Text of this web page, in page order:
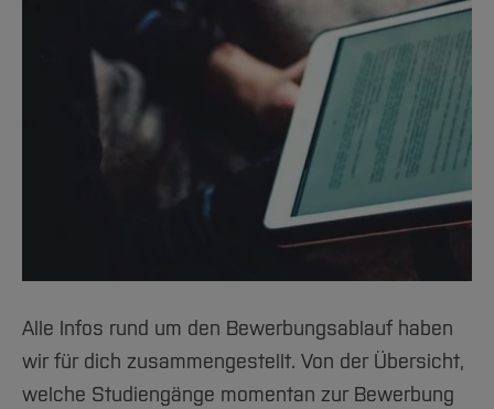
Alle Infos rund um den Bewerbungsablauf haben
wir für dich zusammengestellt. Von der Übersicht,
welche Studiengänge momentan zur Bewerbung